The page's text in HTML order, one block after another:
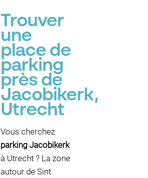
Trouver
une
place de
parking
près de
Jacobikerk,
Utrecht
Vous cherchez
parking Jacobikerk
à Utrecht ? La zone
autour de Sint